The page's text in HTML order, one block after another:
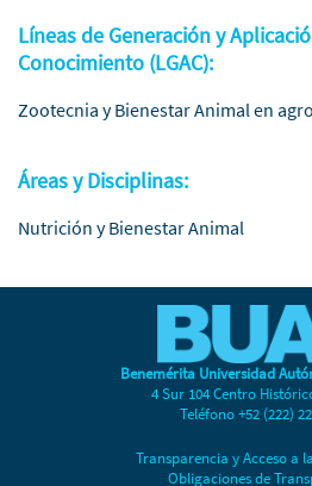
Líneas de Generación y
Conocimiento (LGAC):
Zootecnia y Bienestar Animal en
Áreas y Disciplinas:
Nutrición y Bienestar Animal
Benemérita Universidad
4 Sur 104 Centro
Teléfono +52 (222)
Transparencia y Acceso a
Obligaciones de